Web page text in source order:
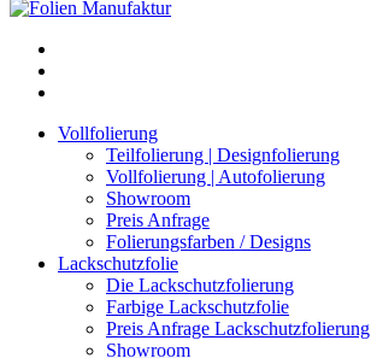
Vollfolierung
Teilfolierung | Designfolierung
Vollfolierung | Autofolierung
Showroom
Preis Anfrage
Folierungsfarben / Designs
Lackschutzfolie
Die Lackschutzfolierung
Farbige Lackschutzfolie
Preis Anfrage Lackschutzfolierung
Showroom